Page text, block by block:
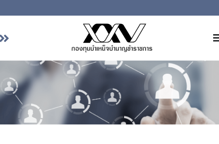
หน้าหลัก
เกี่ยวกับ กบข.
บริการสมาชิก
ลงทุน